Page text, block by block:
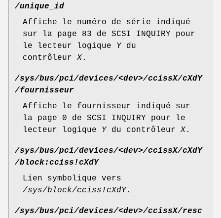
/unique_id
Affiche le numéro de série indiqué
sur la page 83 de SCSI INQUIRY pour
le lecteur logique
Y du
contrôleurX .
/sys/bus/pci/devices/<dev>/ccissX/cXdY
/fournisseur
Affiche le fournisseur indiqué sur
la page 0 de SCSI INQUIRY pour le
lecteur logique
Y du contrôleurX .
/sys/bus/pci/devices/<dev>/ccissX/cXdY
/block:cciss!cXdY
Lien symbolique vers
/sys/block/cciss!cXdY.
/sys/bus/pci/devices/<dev>/ccissX/resc